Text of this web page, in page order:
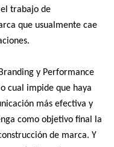
trabajo de
que usualmente cae
y Performance
cual impide que haya
más efectiva y
como objetivo final la
de marca. Y